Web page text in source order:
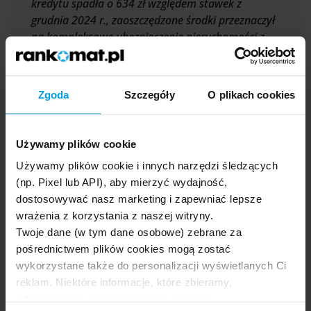
Zgoda Szczegóły O plikach cookies
Używamy plików cookie
Używamy plików cookie i innych narzędzi śledzących
(np. Pixel lub API), aby mierzyć wydajność,
dostosowywać nasz marketing i zapewniać lepsze
wrażenia z korzystania z naszej witryny.
Twoje dane (w tym dane osobowe) zebrane za
pośrednictwem plików cookies mogą zostać
wykorzystane także do personalizacji wyświetlanych Ci
reklam. Niektóre informacje, które zbieramy,
kredytu spadła o 634 zł względem stawek z
grudnia 2024 r., zaoszczędzone środki przeznaczył
na kompleksowe ubezpieczenie nieruchomości z
opcją Assistance i ochroną przed kradzieżą
Wrocławiu wynosi 15,2 tys. zł za mkw., Pan
Tomasz uzyskał od dewelopera darmowe miejsce
postojowe, wykorzystując fakt, że w mieście
dostępnych jest obecnie ponad 10,3 tys. gotowych
lokali.
Ile kosztuje ubezpieczenie
mieszkania w 2026 roku?